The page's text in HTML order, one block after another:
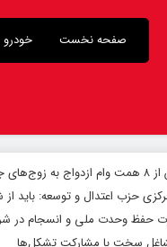
صفحه نخست خودرو
ایران
حزب اعتدال و توسعه: باید
حفظ وحدت ملی و انسجام در
سخت با مشارکت تشکل‌ها